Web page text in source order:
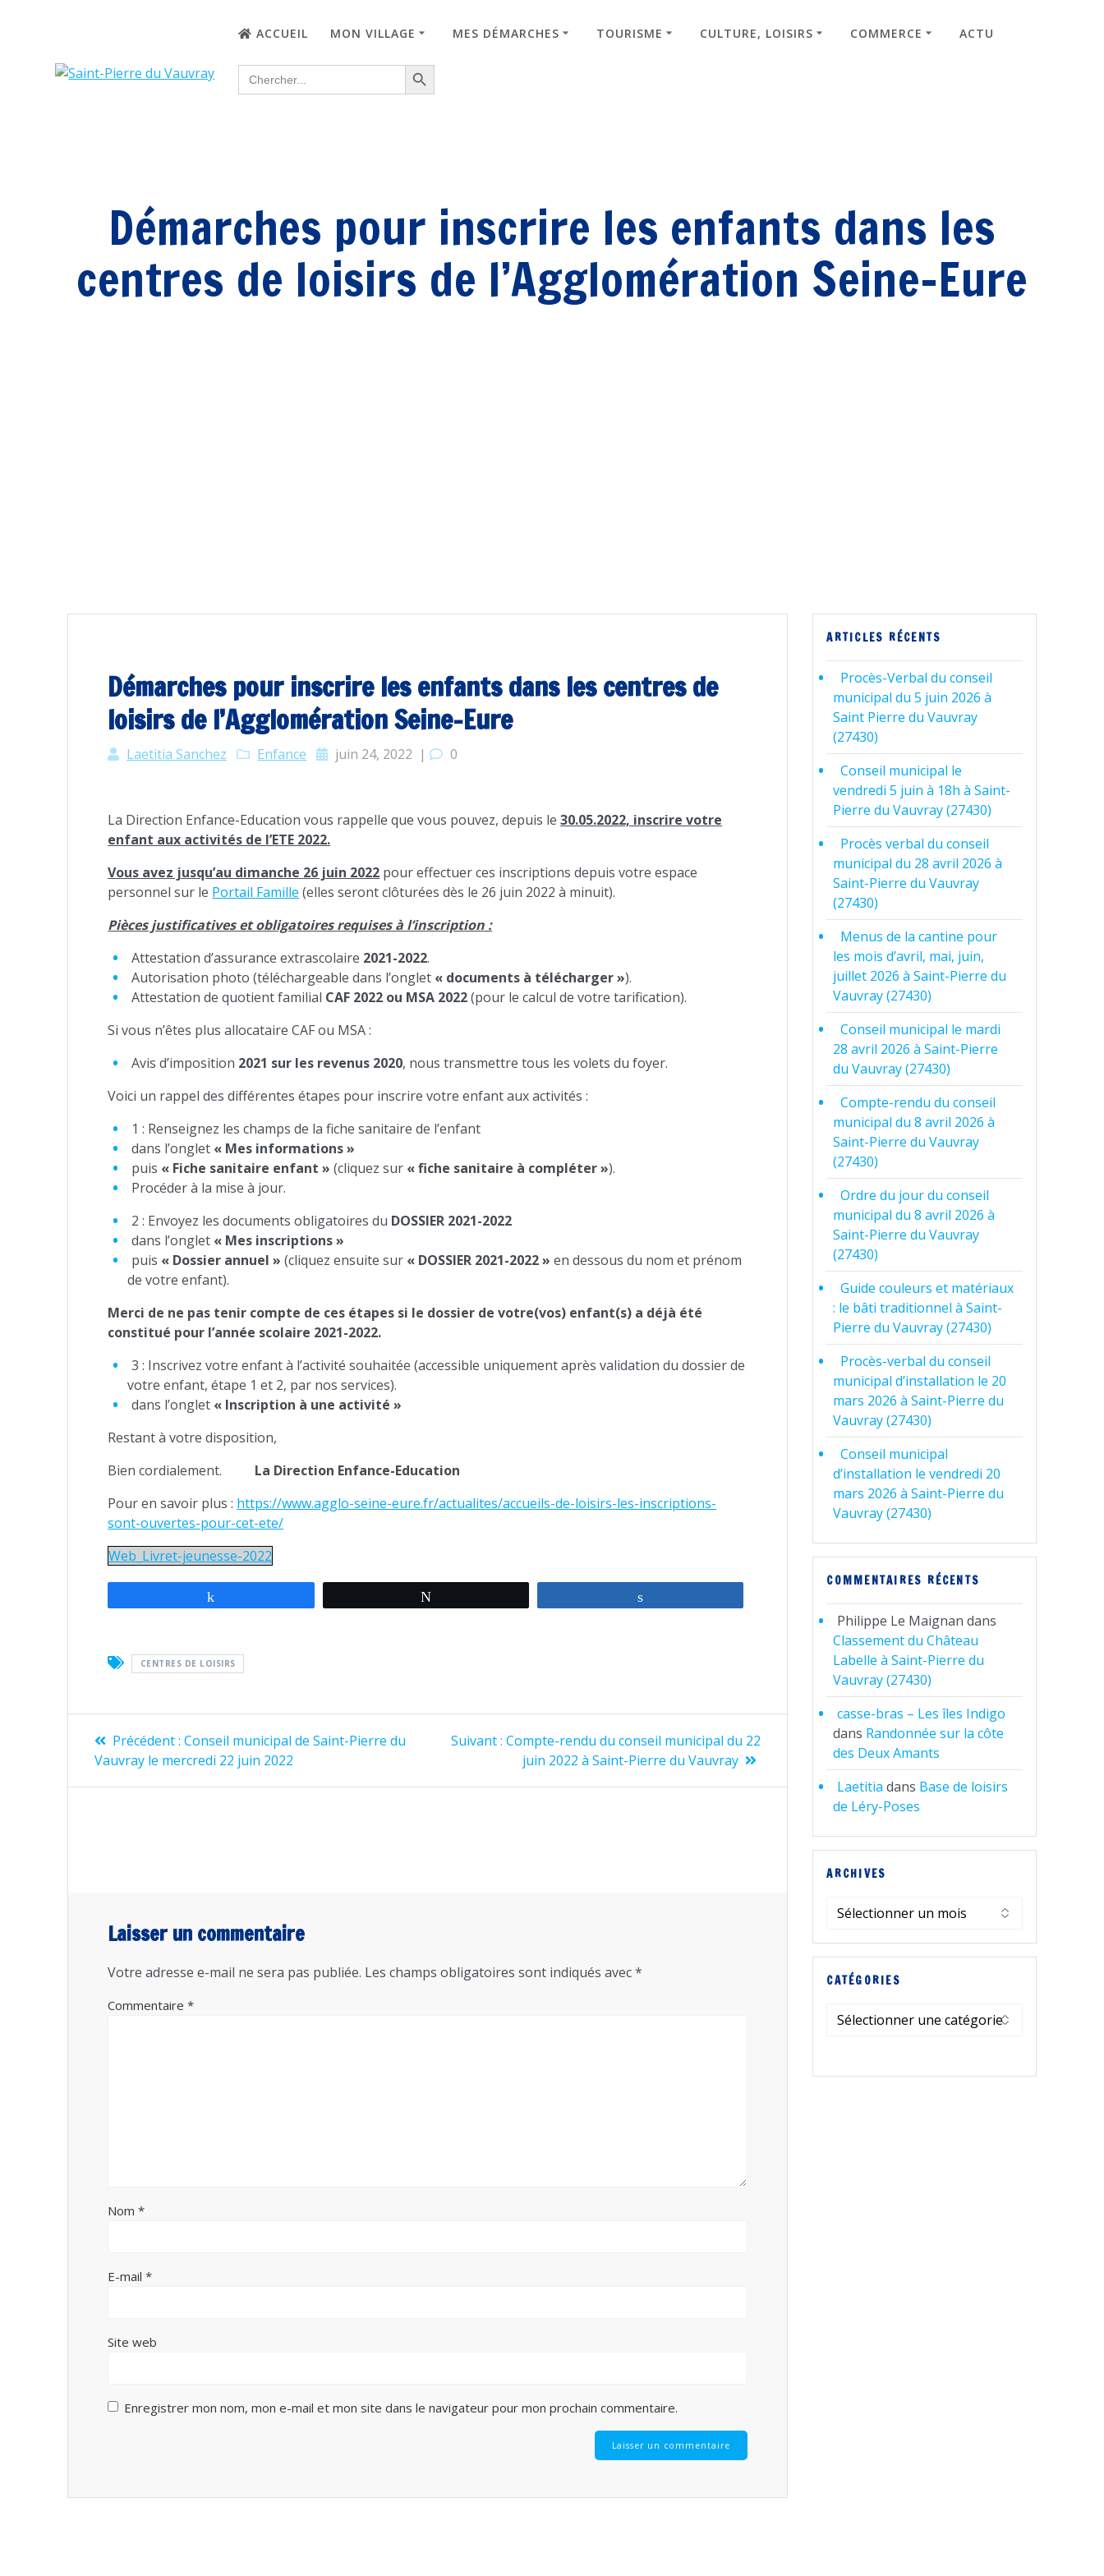
ACCUEIL MON VILLAGE MES DÉMARCHES TOURISME CULTURE, LOISIRS COMMERCE ACTU
Search
for:
Search Button
Démarches pour inscrire les enfants dans les
centres de loisirs de l’Agglomération Seine-Eure
Démarches pour inscrire les enfants dans les centres de
loisirs de l’Agglomération Seine-Eure
Laetitia Sanchez Enfance juin 24, 2022 | 0
La Direction Enfance-Education vous rappelle que vous pouvez, depuis le 30.05.2022, inscrire votre
enfant aux activités de l’ETE 2022.
Vous avez jusqu’au dimanche 26 juin 2022 pour effectuer ces inscriptions depuis votre espace
personnel sur le Portail Famille (elles seront clôturées dès le 26 juin 2022 à minuit).
Pièces justificatives et obligatoires requises à l’inscription :
Attestation d’assurance extrascolaire 2021-2022.
Autorisation photo (téléchargeable dans l’onglet « documents à télécharger »).
Attestation de quotient familial CAF 2022 ou MSA 2022(pour le calcul de votre tarification).
Si vous n’êtes plus allocataire CAF ou MSA :
Avis d’imposition 2021 sur les revenus 2020, nous transmettre tous les volets du foyer.
Voici un rappel des différentes étapes pour inscrire votre enfant aux activités :
1 : Renseignez les champs de la fiche sanitaire de l’enfant
dans l’onglet « Mes informations »
puis « Fiche sanitaire enfant » (cliquez sur « fiche sanitaire à compléter »).
Procéder à la mise à jour.
2 : Envoyez les documents obligatoires du DOSSIER 2021-2022
dans l’onglet « Mes inscriptions »
puis « Dossier annuel » (cliquez ensuite sur « DOSSIER 2021-2022 » en dessous du nom et prénom
de votre enfant).
Merci de ne pas tenir compte de ces étapes si le dossier de votre(vos) enfant(s) a déjà été
constitué pour l’année scolaire 2021-2022.
3 : Inscrivez votre enfant à l’activité souhaitée (accessible uniquement après validation du dossier de
votre enfant, étape 1 et 2, par nos services).
dans l’onglet « Inscription à une activité »
Restant à votre disposition,
Bien cordialement. La Direction Enfance-Education
Pour en savoir plus : https://www.agglo-seine-eure.fr/actualites/accueils-de-loisirs-les-inscriptions-
sont-ouvertes-pour-cet-ete/
Web_Livret-jeunesse-2022
CENTRES DE LOISIRS
Navigation
l’article
Précédent : Article
précédent
Conseil municipal de Saint-Pierre du
Vauvray le mercredi 22 juin 2022
Suivant : Article
suivant
Compte-rendu du conseil municipal du 22
juin 2022 à Saint-Pierre du Vauvray
Laisser un commentaire
Votre adresse e-mail ne sera pas publiée. Les champs obligatoires sont indiqués avec*
Commentaire*
Nom*
E-mail*
Site web
Enregistrer mon nom, mon e-mail et mon site dans le navigateur pour mon prochain commentaire.
ARTICLES RÉCENTS
Procès-Verbal du conseil
municipal du 5 juin 2026 à
Saint Pierre du Vauvray
(27430)
Conseil municipal le
vendredi 5 juin à 18h à Saint-
Pierre du Vauvray (27430)
Procès verbal du conseil
municipal du 28 avril 2026 à
Saint-Pierre du Vauvray
(27430)
Menus de la cantine pour
les mois d’avril, mai, juin,
juillet 2026 à Saint-Pierre du
Vauvray (27430)
Conseil municipal le mardi
28 avril 2026 à Saint-Pierre
du Vauvray (27430)
Compte-rendu du conseil
municipal du 8 avril 2026 à
Saint-Pierre du Vauvray
(27430)
Ordre du jour du conseil
municipal du 8 avril 2026 à
Saint-Pierre du Vauvray
(27430)
Guide couleurs et matériaux
: le bâti traditionnel à Saint-
Pierre du Vauvray (27430)
Procès-verbal du conseil
municipal d’installation le 20
mars 2026 à Saint-Pierre du
Vauvray (27430)
Conseil municipal
d’installation le vendredi 20
mars 2026 à Saint-Pierre du
Vauvray (27430)
COMMENTAIRES RÉCENTS
Philippe Le Maignan dans
Classement du Château
Labelle à Saint-Pierre du
Vauvray (27430)
casse-bras – Les îles Indigo
dans Randonnée sur la côte
des Deux Amants
Laetitia dans Base de loisirs
de Léry-Poses
ARCHIVES
Archives
CATÉGORIES
Catégories